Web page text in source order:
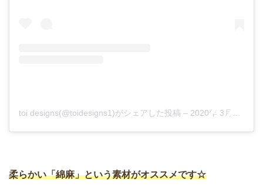
toi designs(@toidesigns1)がシェアした投稿 – 2020年 3月月5日午後10時45分PST
柔らかい「綿麻」という素材がオススメです☆